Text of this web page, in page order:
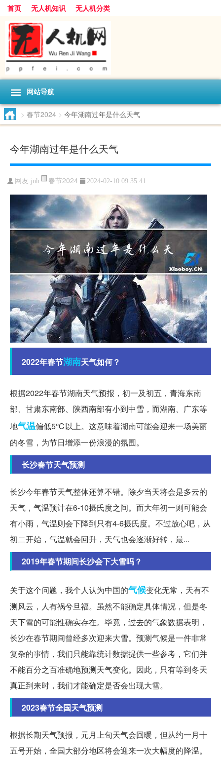
首页 无人机知识 无人机分类
网站导航
> 春节2024 > 今年湖南过年是什么天气
今年湖南过年是什么天气
网友:jnh 春节2024 2024-02-10 09:35:41
2022年春节湖南天气如何？
根据2022年春节湖南天气预报，初一及初五，青海东南
部、甘肃东南部、陕西南部有小到中雪，而湖南、广东等
地气温偏低5℃以上。这意味着湖南可能会迎来一场美丽
的冬雪，为节日增添一份浪漫的氛围。
长沙春节天气预测
长沙今年春节天气整体还算不错。除夕当天将会是多云的
天气，气温预计在6-10摄氏度之间。而大年初一则可能会
有小雨，气温则会下降到只有4-6摄氏度。不过放心吧，从
初二开始，气温就会回升，天气也会逐渐好转，最...
2019年春节期间长沙会下大雪吗？
关于这个问题，我个人认为中国的气候变化无常，天有不
测风云，人有祸兮旦福。虽然不能确定具体情况，但是冬
天下雪的可能性确实存在。毕竟，过去的气象数据表明，
长沙在春节期间曾经多次迎来大雪。预测气候是一件非常
复杂的事情，我们只能靠统计数据提供一些参考，它们并
不能百分之百准确地预测天气变化。因此，只有等到冬天
真正到来时，我们才能确定是否会出现大雪。
2023春节全国天气预测
根据长期天气预报，元月上旬天气会回暖，但从约一月十
五号开始，全国大部分地区将会迎来一次大幅度的降温。